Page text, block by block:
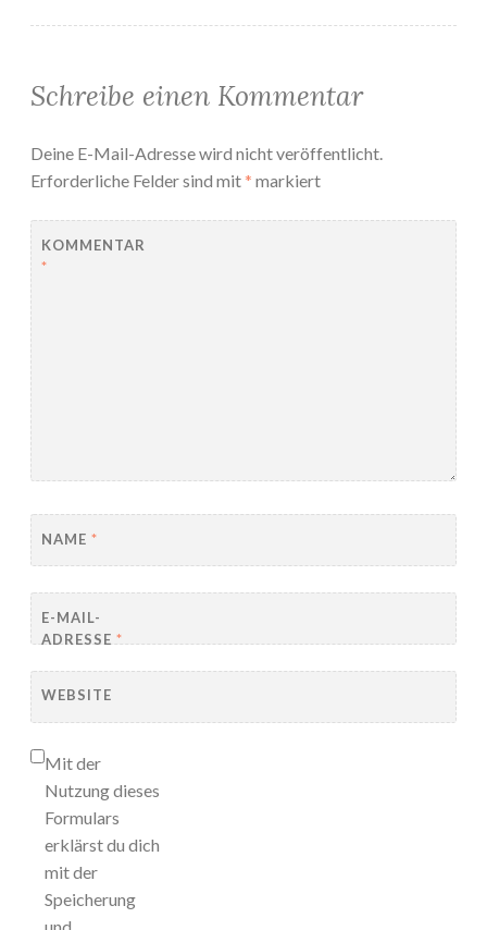
Schreibe einen Kommentar
Deine E-Mail-Adresse wird nicht veröffentlicht.
Erforderliche Felder sind mit* markiert
KOMMENTAR
*
NAME *
E-MAIL-
ADRESSE *
WEBSITE
Mit der
Nutzung dieses
Formulars
erklärst du dich
mit der
Speicherung
und